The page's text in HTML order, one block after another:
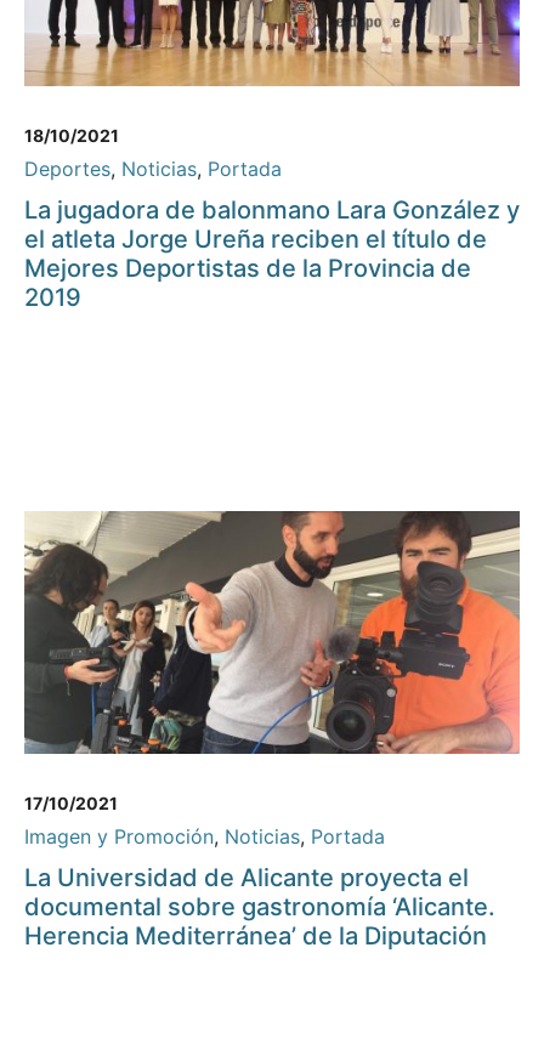
18/10/2021
Deportes, Noticias, Portada
La jugadora de balonmano Lara González y
el atleta Jorge Ureña reciben el título de
Mejores Deportistas de la Provincia de
2019
17/10/2021
Imagen y Promoción, Noticias, Portada
La Universidad de Alicante proyecta el
documental sobre gastronomía ‘Alicante.
Herencia Mediterránea’ de la Diputación